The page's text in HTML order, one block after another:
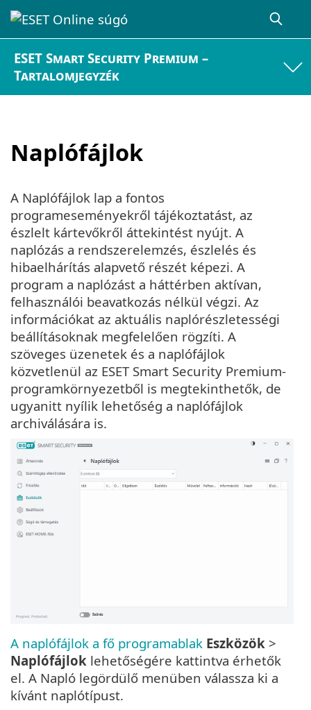
ESET Smart Security Premium –
Tartalomjegyzék
Naplófájlok
A Naplófájlok lap a fontos
programeseményekről tájékoztatást, az
észlelt kártevőkről áttekintést nyújt. A
naplózás a rendszerelemzés, észlelés és
hibaelhárítás alapvető részét képezi. A
program a naplózást a háttérben aktívan,
felhasználói beavatkozás nélkül végzi. Az
információkat az aktuális naplórészletességi
beállításoknak megfelelően rögzíti. A
szöveges üzenetek és a naplófájlok
közvetlenül az ESET Smart Security Premium-
programkörnyezetből is megtekinthetők, de
ugyanitt nyílik lehetőség a naplófájlok
archiválására is.
A naplófájlok a fő programablak Eszközök >
Naplófájlok lehetőségére kattintva érhetők
el. A Napló legördülő menüben válassza ki a
kívánt naplótípust.